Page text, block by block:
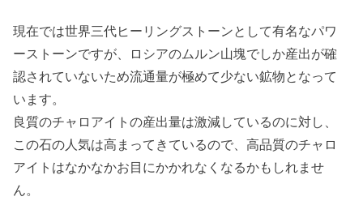
現在では世界三代ヒーリングストーンとして有名なパワ
ーストーンですが、ロシアのムルン山塊でしか産出が確
認されていないため流通量が極めて少ない鉱物となって
います。
良質のチャロアイトの産出量は激減しているのに対し、
この石の人気は高まってきているので、高品質のチャロ
アイトはなかなかお目にかかれなくなるかもしれませ
ん。